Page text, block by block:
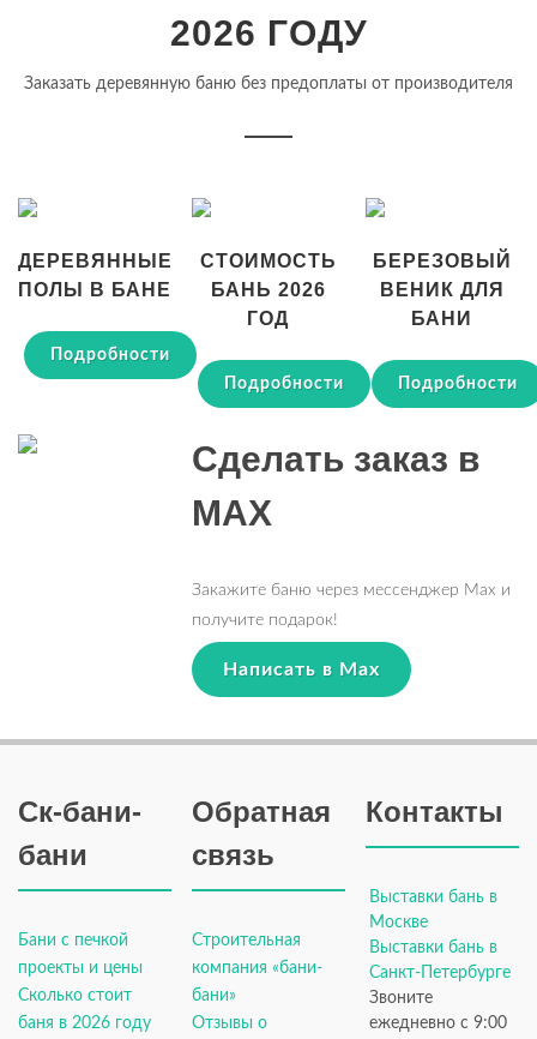
2026 ГОДУ
Заказать деревянную баню без предоплаты от производителя
ДЕРЕВЯННЫЕ
ПОЛЫ В БАНЕ
Подробности
СТОИМОСТЬ
БАНЬ 2026
ГОД
Подробности
БЕРЕЗОВЫЙ
ВЕНИК ДЛЯ
БАНИ
Подробности
Сделать заказ в
MAX
Закажите баню через мессенджер Max и
получите подарок!
Написать в Max
Ск-бани-
бани
Бани с печкой
проекты и цены
Сколько стоит
баня в 2026 году
Обратная
связь
Строительная
компания «бани-
бани»
Отзывы о
Контакты
Выставки бань в
Москве
Выставки бань в
Санкт-Петербурге
Звоните
ежедневно с 9:00